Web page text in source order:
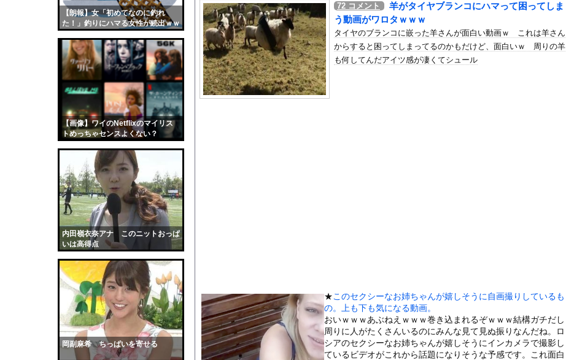
【朗報】女「初めてなのに釣れ
た！」釣りにハマる女性が続出ｗｗ
【画像】ワイのNetflixのマイリス
トめっちゃセンスよくない？
内田嶺衣奈アナ このニットおっぱ
いは高得点
岡副麻希 ちっぱいを寄せる
10年もの間浮気してた嫁。まさかと思い長男のDNA鑑定をするがいいな？と問うと、元嫁...
ウクライナ侵攻以降、ロシア軍兵士のHIV感染が2000％急増…ウクライナメディア！
【配信者】「金バエ」のSNS更新が1週間途絶え、様々な憶測が飛び交う。1週間ぶりの投...
【画像】女の子「危機管理フォーーーーム！！！」
私「ちょっと、人の家の金庫触らないでよ！」キチママ『そこに金庫があったから、開けてみ...
【画像】元モデルのTBS新人アナさん、プリケツ
彼女はお腹が空いていた。今日はおひとり様で！ → 一蘭みたいなカウンターはこちらです...
全く泳げない人がウォータースライダーをやるとこうなる
【黒歴史】こういう昔の大学ヤリサーの流出エロ動画（顔出し）が一番抜ける
韓国人「安貞桓が韓国代表に激怒！『惨憺たる結果、徹底的な刷新が必要だ』と監督や協会を...
72 コメント
羊がタイヤブランコにハマって困ってしま
う動画がワロタｗｗｗ
タイヤのブランコに嵌った羊さんが面白い動画ｗ これは羊さん
からすると困ってしまってるのかもだけど、面白いｗ 周りの羊
も何してんだアイツ感が凄くてシュール
★このセクシーなお姉ちゃんが嬉しそうに自画撮りしているも
の。上も下も気になる動画。
おいｗｗｗあぶねえｗｗｗ巻き込まれるぞｗｗｗ結構ガチだし
周りに人がたくさんいるのにみんな見て見ぬ振りなんだね。ロ
シアのセクシーなお姉ちゃんが嬉しそうにインカメラで撮影し
ているビデオがこれから話題になりそうな予感です。これ面白